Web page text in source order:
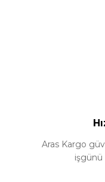
Aras Kargo
işgünü